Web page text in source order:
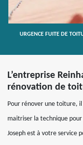
URGENCE FUITE DE
L’entreprise
rénovation de
Pour rénover une toiture,
maitriser la technique
Joseph est à votre service